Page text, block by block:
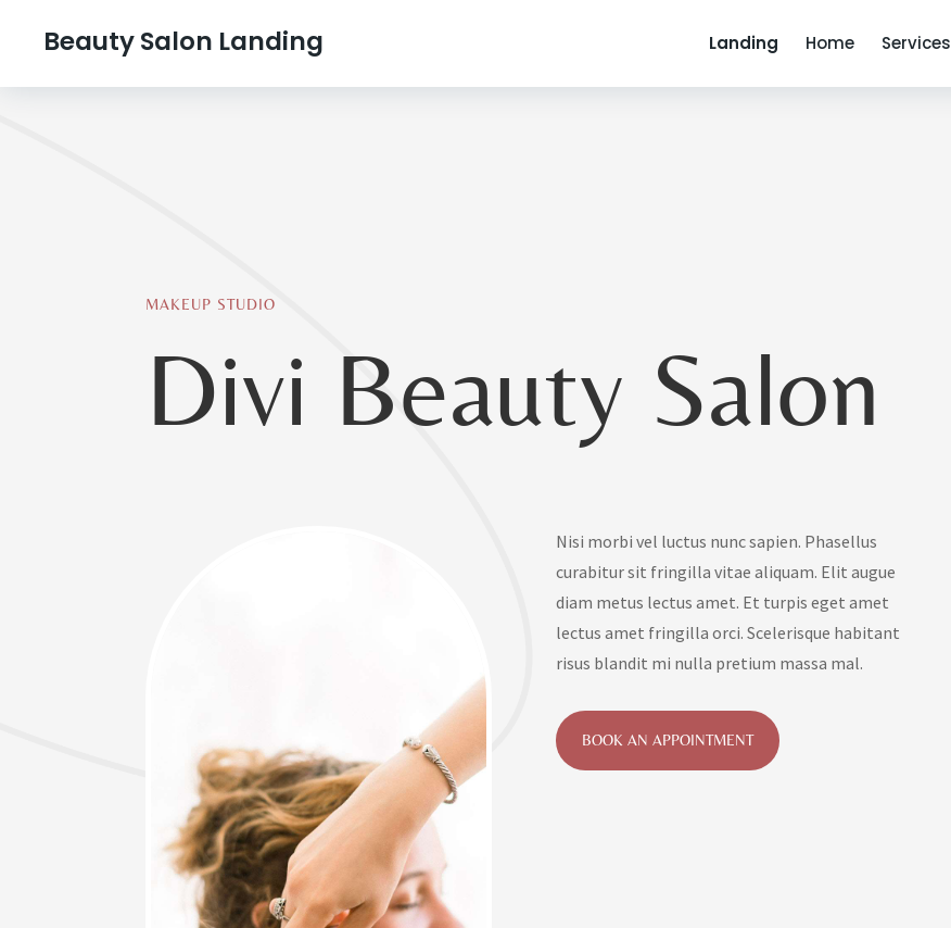
Beauty Salon Landing Landing Home Services
MAKEUP STUDIO
Divi Beauty Salon
Nisi morbi vel luctus nunc sapien. Phasellus
curabitur sit fringilla vitae aliquam. Elit augue
diam metus lectus amet. Et turpis eget amet
lectus amet fringilla orci. Scelerisque habitant
risus blandit mi nulla pretium massa mal.
BOOK AN APPOINTMENT